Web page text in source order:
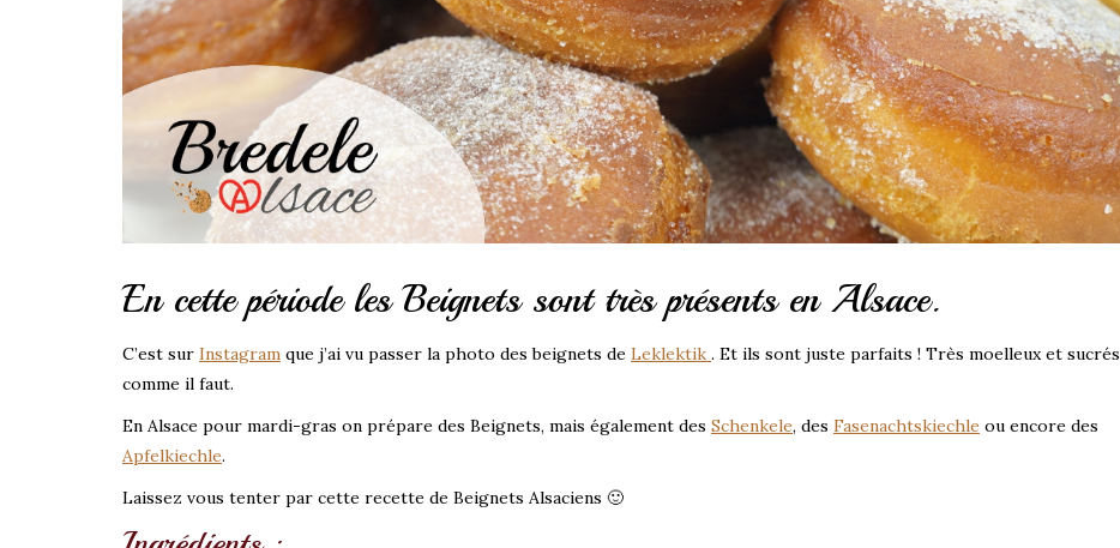
En cette période les Beignets sont très présents en Alsace.
C’est sur Instagram que j’ai vu passer la photo des beignets de Leklektik . Et ils sont juste parfaits ! Très moelleux et sucrés
comme il faut.
En Alsace pour mardi-gras on prépare des Beignets, mais également des Schenkele, des Fasenachtskiechle ou encore des
Apfelkiechle.
Laissez vous tenter par cette recette de Beignets Alsaciens 🙂